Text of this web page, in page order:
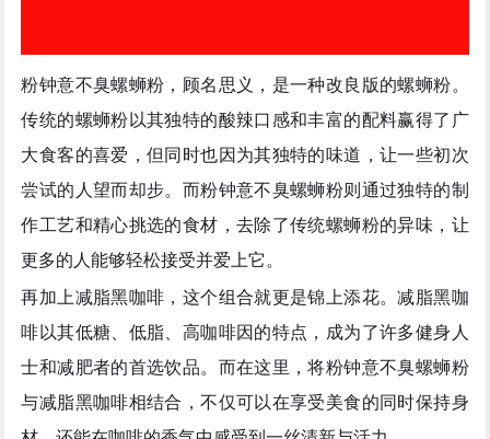
粉钟意不臭螺蛳粉，顾名思义，是一种改良版的螺蛳粉。
传统的螺蛳粉以其独特的酸辣口感和丰富的配料赢得了广
大食客的喜爱，但同时也因为其独特的味道，让一些初次
尝试的人望而却步。而粉钟意不臭螺蛳粉则通过独特的制
作工艺和精心挑选的食材，去除了传统螺蛳粉的异味，让
更多的人能够轻松接受并爱上它。
再加上减脂黑咖啡，这个组合就更是锦上添花。减脂黑咖
啡以其低糖、低脂、高咖啡因的特点，成为了许多健身人
士和减肥者的首选饮品。而在这里，将粉钟意不臭螺蛳粉
与减脂黑咖啡相结合，不仅可以在享受美食的同时保持身